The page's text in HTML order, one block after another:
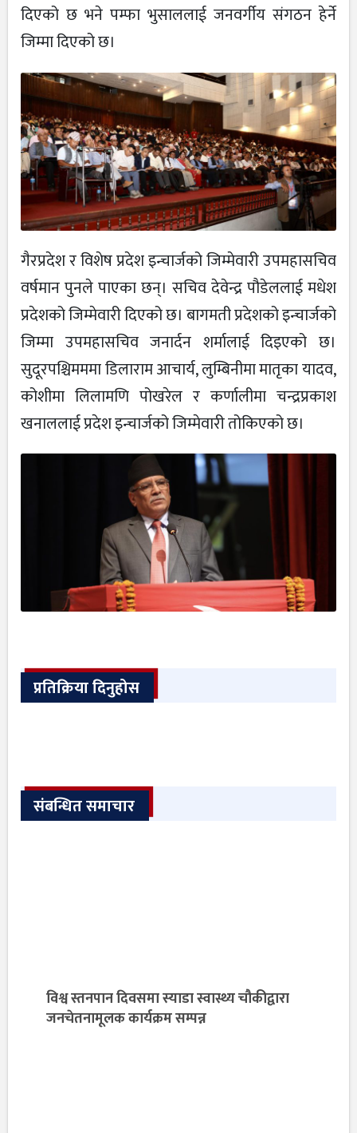
दिएको छ भने पम्फा भुसाललाई जनवर्गीय संगठन हेर्ने
जिम्मा दिएको छ।
गैरप्रदेश र विशेष प्रदेश इन्चार्जको जिम्मेवारी उपमहासचिव
वर्षमान पुनले पाएका छन्। सचिव देवेन्द्र पौडेललाई मधेश
प्रदेशको जिम्मेवारी दिएको छ। बागमती प्रदेशको इन्चार्जको
जिम्मा उपमहासचिव जनार्दन शर्मालाई दिइएको छ।
सुदूरपश्चिमममा डिलाराम आचार्य, लुम्बिनीमा मातृका यादव,
कोशीमा लिलामणि पोखरेल र कर्णालीमा चन्द्रप्रकाश
खनाललाई प्रदेश इन्चार्जको जिम्मेवारी तोकिएको छ।
प्रतिक्रिया दिनुहोस
संबन्धित समाचार
विश्व स्तनपान दिवसमा स्याडा स्वास्थ्य चौकीद्वारा
जनचेतनामूलक कार्यक्रम सम्पन्न